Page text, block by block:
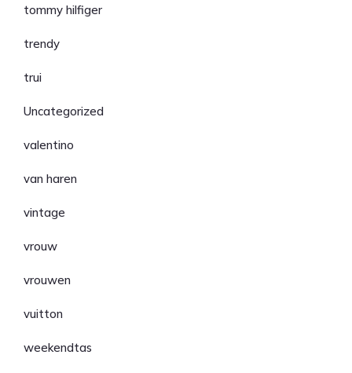
tommy hilfiger
trendy
trui
Uncategorized
valentino
van haren
vintage
vrouw
vrouwen
vuitton
weekendtas